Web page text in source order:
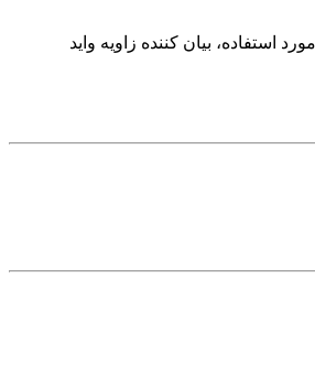
بیان کننده زاویه واید